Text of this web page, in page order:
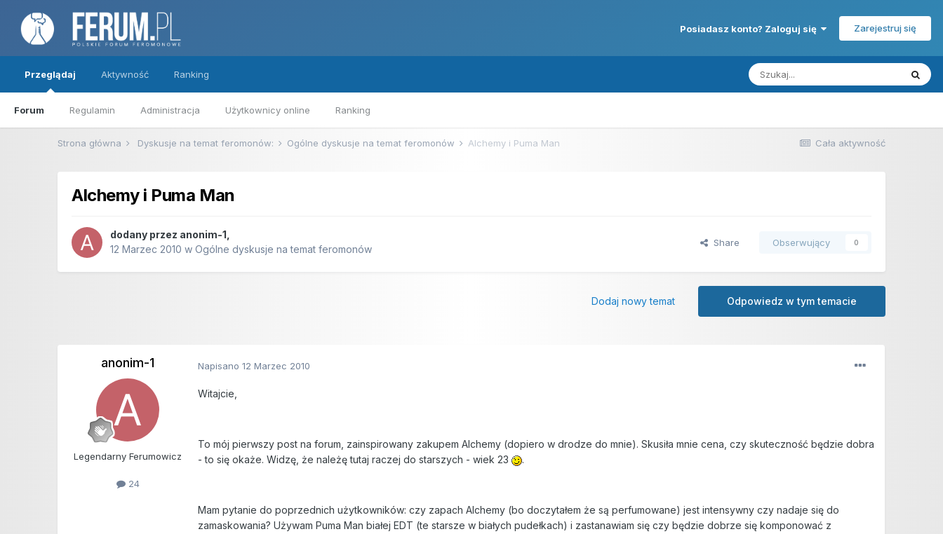
Posiadasz konto? Zaloguj się Zarejestruj się
Przeglądaj
Forum Regulamin Administracja Użytkownicy online Ranking
Aktywność Ranking
Cała aktywność
Strona główna Dyskusje na temat feromonów: Ogólne dyskusje na temat feromonów Alchemy i Puma Man
Alchemy i Puma Man
dodany przez anonim-1
12 Marzec 2010 wOgólne dyskusje na temat feromonów
Share Obserwujący 0
Odpowiedz w tym temacie
Dodaj nowy temat
anonim-1
Legendarny Ferumowicz
24
Napisano12 Marzec 2010
Witajcie,
To mój pierwszy post na forum, zainspirowany zakupem Alchemy (dopiero w drodze do mnie). Skusiła mnie cena, czy skuteczność będzie dobra
- to się okaże. Widzę, że należę tutaj raczej do starszych - wiek 23
.
Mam pytanie do poprzednich użytkowników: czy zapach Alchemy (bo doczytałem że są perfumowane) jest intensywny czy nadaje się do
zamaskowania? Używam Puma Man białej EDT (te starsze w białych pudełkach) i zastanawiam się czy będzie dobrze się komponować z